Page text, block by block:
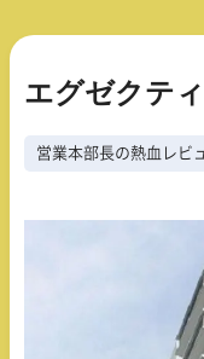
エグゼクテ
営業本部長の熱血レビ